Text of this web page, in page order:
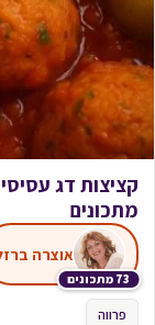
קציצות דג
מתכונים
73 מתכונים
אוצרה
פרווה